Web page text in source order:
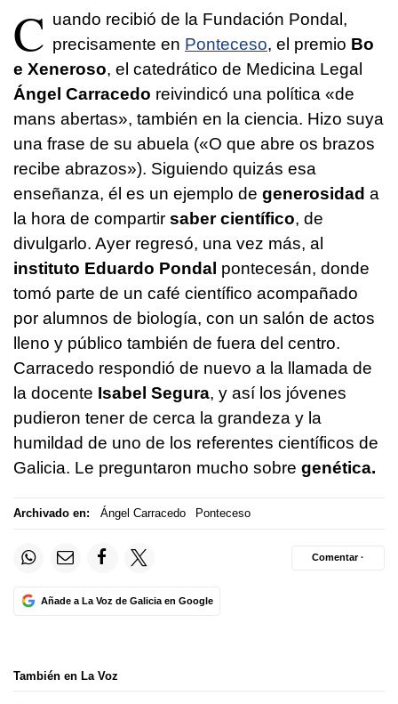
C uando recibió de la Fundación Pondal,
precisamente en Ponteceso, el premio Bo
e Xeneroso, el catedrático de Medicina Legal
Ángel Carracedo reivindicó una política «de
mans abertas», también en la ciencia. Hizo suya
una frase de su abuela («O que abre os brazos
recibe abrazos»). Siguiendo quizás esa
enseñanza, él es un ejemplo de generosidad a
la hora de compartir saber científico, de
divulgarlo. Ayer regresó, una vez más, al
instituto Eduardo Pondal pontecesán, donde
tomó parte de un café científico acompañado
por alumnos de biología, con un salón de actos
lleno y público también de fuera del centro.
Carracedo respondió de nuevo a la llamada de
la docente Isabel Segura, y así los jóvenes
pudieron tener de cerca la grandeza y la
humildad de uno de los referentes científicos de
Galicia. Le preguntaron mucho sobre genética.
Archivado en: Ángel Carracedo Ponteceso
Añade a La Voz de Galicia en Google
Comentar ·
También en La Voz